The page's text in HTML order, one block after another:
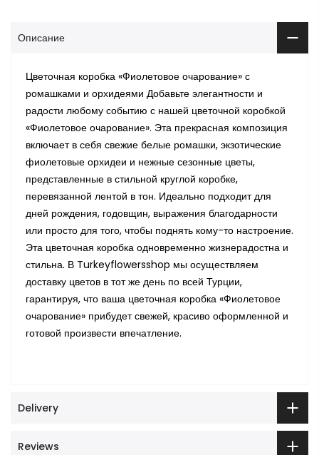
Описание
Цветочная коробка «Фиолетовое очарование» с
ромашками и орхидеями Добавьте элегантности и
радости любому событию с нашей цветочной коробкой
«Фиолетовое очарование». Эта прекрасная композиция
включает в себя свежие белые ромашки, экзотические
фиолетовые орхидеи и нежные сезонные цветы,
представленные в стильной круглой коробке,
перевязанной лентой в тон. Идеально подходит для
дней рождения, годовщин, выражения благодарности
или просто для того, чтобы поднять кому-то настроение.
Эта цветочная коробка одновременно жизнерадостна и
стильна. В Turkeyflowersshop мы осуществляем
доставку цветов в тот же день по всей Турции,
гарантируя, что ваша цветочная коробка «Фиолетовое
очарование» прибудет свежей, красиво оформленной и
готовой произвести впечатление.
Delivery
Reviews